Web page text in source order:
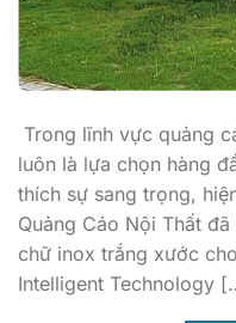
Trong lĩnh vực quảng
luôn là lựa chọn hàng
thích sự sang trọng,
Quảng Cáo Nội Thất
chữ inox trắng xước
Intelligent Technology